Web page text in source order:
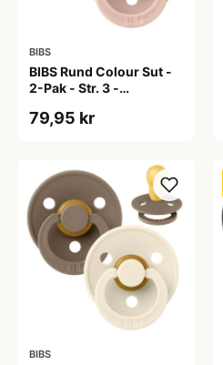
BIBS
BIBS Rund Colour Sut -
2-Pak - Str. 3 -
Oak/Blush
79,95 kr
BIBS